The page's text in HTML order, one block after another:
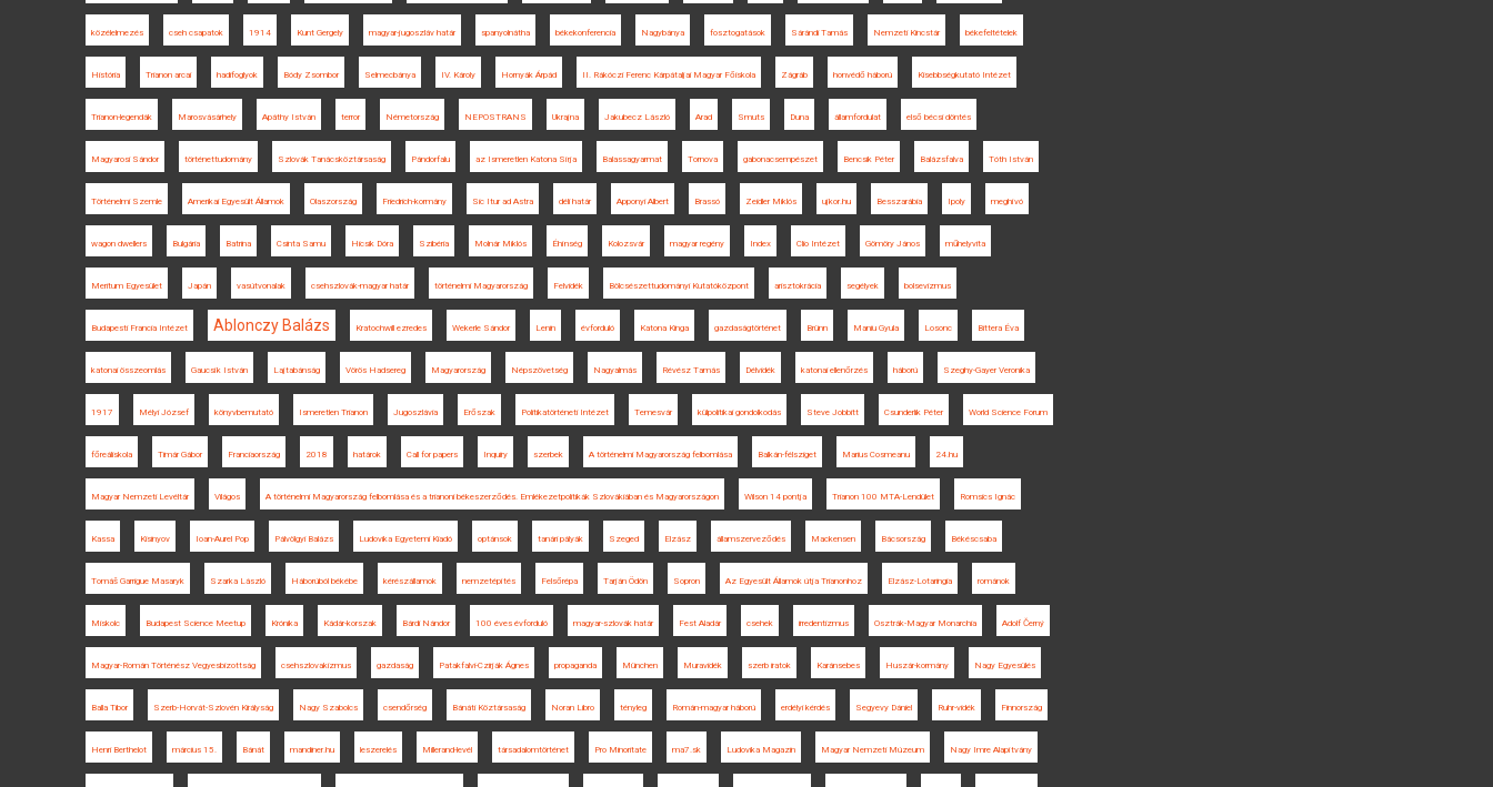
közélelmezés cseh csapatok 1914 Kunt Gergely magyar-jugoszláv határ spanyolnátha békekonferencia Nagybánya fosztogatások Sárándi Tamás Nemzeti Kincstár békefeltételek
História Trianon arcai hadifoglyok Bódy Zsombor Selmecbánya IV. Károly Hornyák Árpád II. Rákóczi Ferenc Kárpátaljai Magyar Főiskola Zágráb honvédő háború Kisebbségkutató Intézet
Trianon-legendák Marosvásárhely Apáthy István terror Németország NEPOSTRANS Ukrajna Jakubecz László Arad Smuts Duna államfordulat első bécsi döntés
Magyarosi Sándor történettudomány Szlovák Tanácsköztársaság Pándorfalu az Ismeretlen Katona Sírja Balassagyarmat Tornova gabonacsempészet Bencsik Péter Balázsfalva Tóth István
Történelmi Szemle Amerikai Egyesült Államok Olaszország Friedrich-kormány Sic Itur ad Astra déli határ Apponyi Albert Brassó Zeidler Miklós ujkor.hu Besszarábia Ipoly meghívó
wagon dwellers Bulgária Batrina Csinta Samu Hicsik Dóra Szibéria Molnár Miklós Éhínség Kolozsvár magyar regény Index Clio Intézet Gömöry János műhelyvita
Meritum Egyesület Japán vasútvonalak csehszlovák-magyar határ történelmi Magyarország Felvidék Bölcsészettudományi Kutatóközpont arisztokrácia segélyek bolsevizmus
Budapesti Francia Intézet Ablonczy Balázs Kratochwill ezredes Wekerle Sándor Lenin évforduló Katona Kinga gazdaságtörténet Brünn Maniu Gyula Losonc Bittera Éva
katonai összeomlás Gaucsík István Lajtabánság Vörös Hadsereg Magyarország Népszövetség Nagyalmás Révész Tamás Délvidék katonai ellenőrzés háború Szeghy-Gayer Veronika
1917 Mélyi József könyvbemutató Ismeretlen Trianon Jugoszlávia Erőszak Politikatörténeti Intézet Temesvár külpolitikai gondolkodás Steve Jobbitt Csunderlik Péter World Science Forum
főreáliskola Timár Gábor Franciaország 2018 határok Call for papers Inquiry szerbek A történelmi Magyarország felbomlása Balkán-félsziget Marius Cosmeanu 24.hu
Magyar Nemzeti Levéltár Világos A történelmi Magyarország felbomlása és a trianoni békeszerződés. Emlékezetpolitikák Szlovákiában és Magyarországon Wilson 14 pontja Trianon 100 MTA-Lendület Romsics Ignác
Kassa Kisinyov Ioan-Aurel Pop Pálvölgyi Balázs Ludovika Egyetemi Kiadó optánsok tanári pályák Szeged Elzász államszerveződés Mackensen Bácsország Békéscsaba
Tomáš Garrigue Masaryk Szarka László Háborúból békébe kérészállamok nemzetépítés Felsőrépa Tarján Ödön Sopron Az Egyesült Államok útja Trianonhoz Elzász-Lotaringia románok
Miskolc Budapest Science Meetup Krónika Kádár-korszak Bárdi Nándor 100 éves évforduló magyar-szlovák határ Fest Aladár csehek irredentizmus Osztrák-Magyar Monarchia Adolf Černý
Magyar-Román Történész Vegyesbizottság csehszlovakizmus gazdaság Patakfalvi-Czirják Ágnes propaganda München Muravidék szerb iratok Karánsebes Huszár-kormány Nagy Egyesülés
Balla Tibor Szerb-Horvát-Szlovén Királyság Nagy Szabolcs csendőrség Bánáti Köztársaság Noran Libro tényleg Román-magyar háború erdélyi kérdés Segyevy Dániel Ruhr-vidék Finnország
Henri Berthelot március 15. Bánát mandiner.hu leszerelés Millerand-levél társadalomtörténet Pro Minoritate ma7.sk Ludovika Magazin Magyar Nemzeti Múzeum Nagy Imre Alapítvány